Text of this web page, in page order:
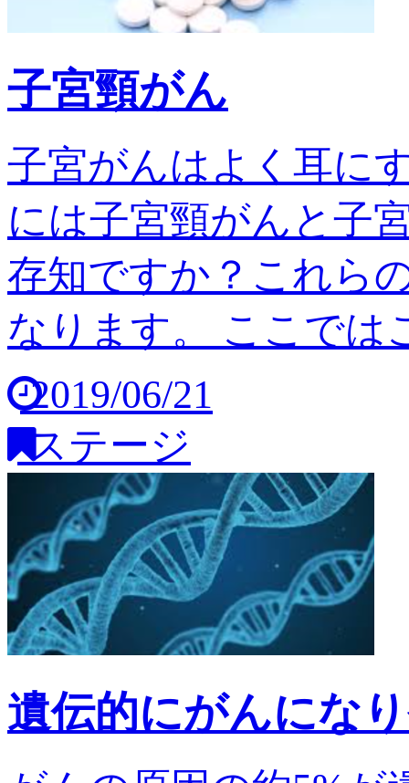
子宮頸がん
子宮がんはよく耳に
には子宮頸がんと子
存知ですか？これら
なります。 ここでは
2019/06/21
ステージ
遺伝的にがんにな